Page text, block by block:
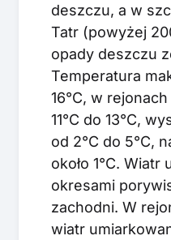
deszczu, a w
Tatr (powyżej
opady deszczu
Temperatura
16°C, w
11°C do 13°C,
od 2°C do 5°C,
około 1°C. Wiatr
okresami
zachodni. W
wiatr